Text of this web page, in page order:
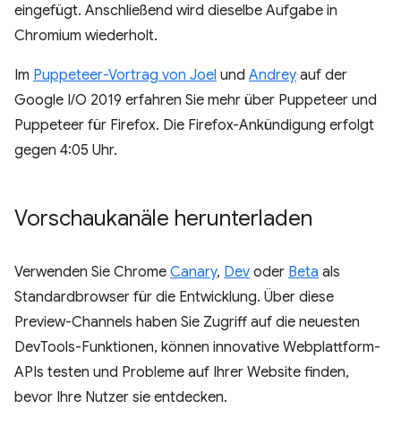
eingefügt. Anschließend wird dieselbe Aufgabe in
Chromium wiederholt.
Im Puppeteer-Vortrag von Joel und Andrey auf der
Google I/O 2019 erfahren Sie mehr über Puppeteer und
Puppeteer für Firefox. Die Firefox-Ankündigung erfolgt
gegen 4:05 Uhr.
Vorschaukanäle herunterladen
Verwenden Sie Chrome Canary, Dev oder Beta als
Standardbrowser für die Entwicklung. Über diese
Preview-Channels haben Sie Zugriff auf die neuesten
DevTools-Funktionen, können innovative Webplattform-
APIs testen und Probleme auf Ihrer Website finden,
bevor Ihre Nutzer sie entdecken.